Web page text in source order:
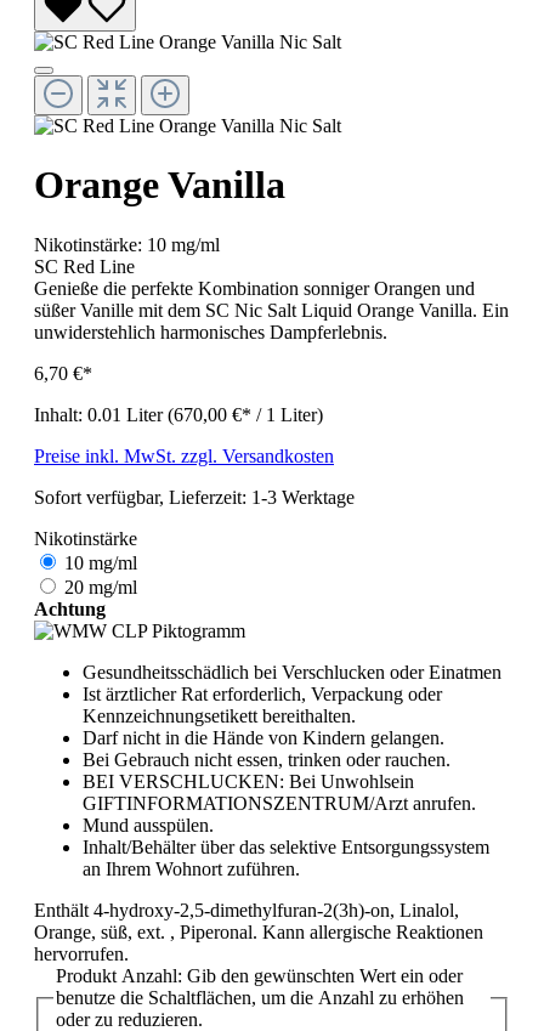
Orange Vanilla
Nikotinstärke: 10 mg/ml
SC Red Line
Genieße die perfekte Kombination sonniger Orangen und
süßer Vanille mit dem SC Nic Salt Liquid Orange Vanilla. Ein
unwiderstehlich harmonisches Dampferlebnis.
6,70 €*
Inhalt: 0.01 Liter(670,00 €* / 1 Liter)
Preise inkl. MwSt. zzgl. Versandkosten
Sofort verfügbar, Lieferzeit: 1-3 Werktage
Nikotinstärke
10 mg/ml
20 mg/ml
Achtung
Gesundheitsschädlich bei Verschlucken oder Einatmen
Ist ärztlicher Rat erforderlich, Verpackung oder
Kennzeichnungsetikett bereithalten.
Darf nicht in die Hände von Kindern gelangen.
Bei Gebrauch nicht essen, trinken oder rauchen.
BEI VERSCHLUCKEN: Bei Unwohlsein
GIFTINFORMATIONSZENTRUM/Arzt anrufen.
Mund ausspülen.
Inhalt/Behälter über das selektive Entsorgungssystem
an Ihrem Wohnort zuführen.
Enthält 4-hydroxy-2,5-dimethylfuran-2(3h)-on, Linalol,
Orange, süß, ext. , Piperonal. Kann allergische Reaktionen
hervorrufen.
Produkt Anzahl: Gib den gewünschten Wert ein oder
benutze die Schaltflächen, um die Anzahl zu erhöhen
oder zu reduzieren.